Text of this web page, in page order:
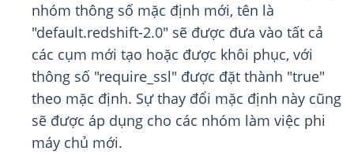
nhóm thông số mặc định mới, tên là
"default.redshift-2.0" sẽ được đưa vào tất cả
các cụm mới tạo hoặc được khôi phục, với
thông số "require_ssl" được đặt thành "true"
theo mặc định. Sự thay đổi mặc định này cũng
sẽ được áp dụng cho các nhóm làm việc phi
máy chủ mới.